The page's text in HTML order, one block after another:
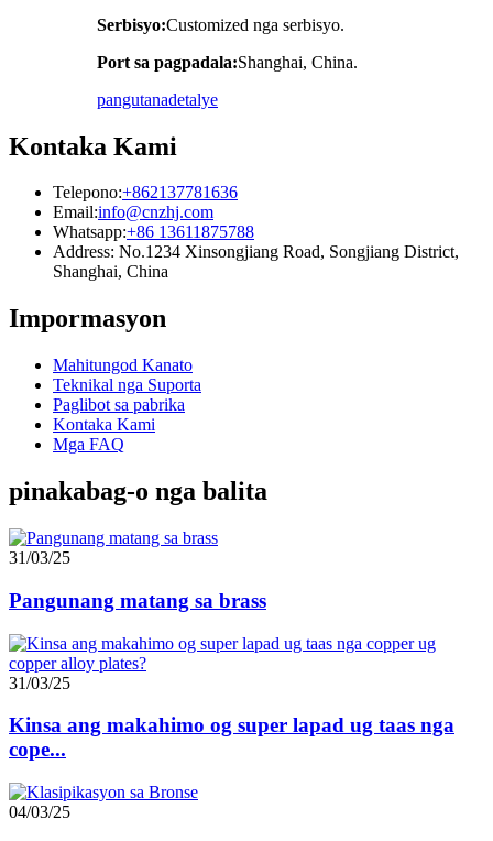
Serbisyo:Customized nga serbisyo.
Port sa pagpadala:Shanghai, China.
pangutanadetalye
Kontaka Kami
Telepono:+862137781636
Email:info@cnzhj.com
Whatsapp:+86 13611875788
Address: No.1234 Xinsongjiang Road, Songjiang District,
Shanghai, China
Impormasyon
Mahitungod Kanato
Teknikal nga Suporta
Paglibot sa pabrika
Kontaka Kami
Mga FAQ
pinakabag-o nga balita
31/03/25
Pangunang matang sa brass
31/03/25
Kinsa ang makahimo og super lapad ug taas nga
cope...
04/03/25